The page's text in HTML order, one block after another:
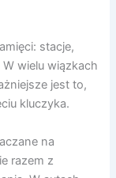
stacje,
wielu wiązkach
jest to,
kluczyka.
na
razem z